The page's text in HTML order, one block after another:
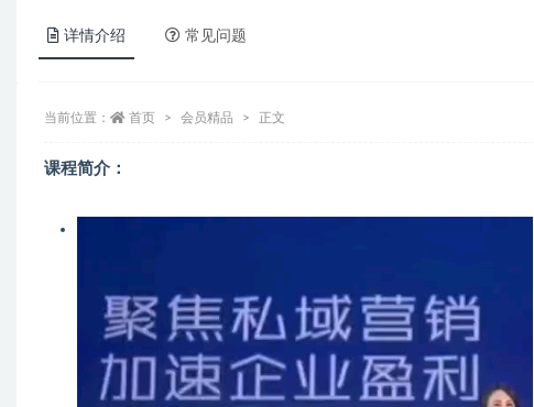
详情介绍 常见问题
当前位置： 首页 会员精品 正文
课程简介：